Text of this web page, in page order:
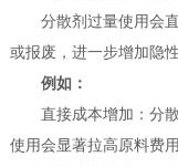
分散剂过量使用会直
或报废，进一步增加隐性
例如：
直接成本增加：分散
使用会显著拉高原料费用